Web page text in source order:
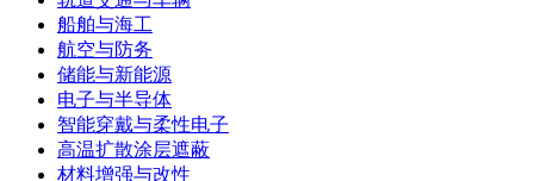
船舶与海工
航空与防务
储能与新能源
电子与半导体
智能穿戴与柔性电子
高温扩散涂层遮蔽
材料增强与改性